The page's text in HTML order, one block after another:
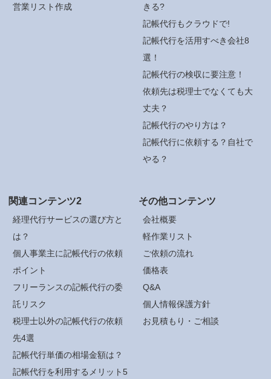
営業リスト作成
きる?
記帳代行もクラウドで!
記帳代行を活用すべき会社8
選！
記帳代行の検収に要注意！
依頼先は税理士でなくても大
丈夫？
記帳代行のやり方は？
記帳代行に依頼する？自社で
やる？
関連コンテンツ2
経理代行サービスの選び方と
は？
個人事業主に記帳代行の依頼
ポイント
フリーランスの記帳代行の委
託リスク
税理士以外の記帳代行の依頼
先4選
記帳代行単価の相場金額は？
記帳代行を利用するメリット5
その他コンテンツ
会社概要
軽作業リスト
ご依頼の流れ
価格表
Q&A
個人情報保護方針
お見積もり・ご相談